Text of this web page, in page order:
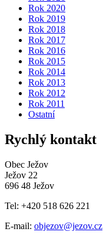
Rok 2020
Rok 2019
Rok 2018
Rok 2017
Rok 2016
Rok 2015
Rok 2014
Rok 2013
Rok 2012
Rok 2011
Ostatní
Rychlý kontakt
Obec Ježov
Ježov 22
696 48 Ježov
Tel: +420 518 626 221
E-mail: objezov@jezov.cz